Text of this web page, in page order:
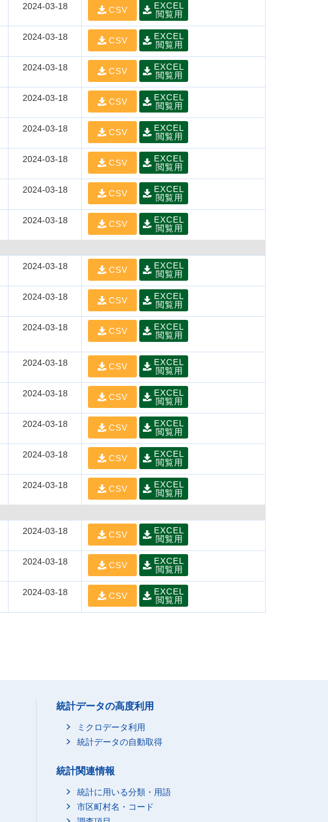
2024-03-18 CSV
EXCEL
閲覧用
2024-03-18 CSV
EXCEL
閲覧用
2024-03-18 CSV
EXCEL
閲覧用
2024-03-18 CSV
EXCEL
閲覧用
2024-03-18 CSV
EXCEL
閲覧用
2024-03-18 CSV
EXCEL
閲覧用
2024-03-18 CSV
EXCEL
閲覧用
2024-03-18 CSV
EXCEL
閲覧用
2024-03-18 CSV
EXCEL
閲覧用
2024-03-18 CSV
EXCEL
閲覧用
2024-03-18 CSV
EXCEL
閲覧用
2024-03-18 CSV
EXCEL
閲覧用
2024-03-18 CSV
EXCEL
閲覧用
2024-03-18 CSV
EXCEL
閲覧用
2024-03-18 CSV
EXCEL
閲覧用
2024-03-18 CSV
EXCEL
閲覧用
2024-03-18 CSV
EXCEL
閲覧用
2024-03-18 CSV
EXCEL
閲覧用
2024-03-18 CSV
EXCEL
閲覧用
統計データの高度利用
ミクロデータ利用
統計データの自動取得
統計関連情報
統計に用いる分類・用語
市区町村名・コード